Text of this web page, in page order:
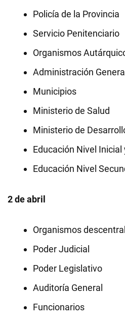
Policía de la Provincia
Servicio Penitenciario
Organismos
Administración General
Municipios
Ministerio de Salud
Ministerio de
Educación Nivel Inicial
Educación Nivel
2 de abril
Organismos
Poder Judicial
Poder Legislativo
Auditoría General
Funcionarios